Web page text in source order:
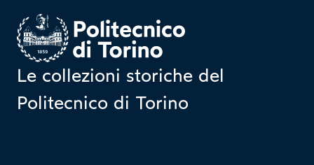
Homepage
Le collezioni storiche del
Politecnico di Torino